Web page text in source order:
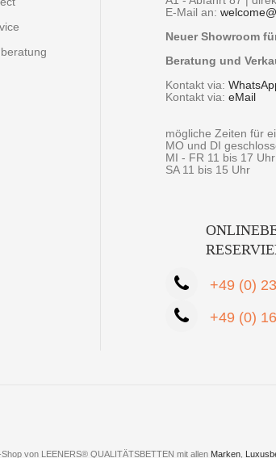
E-Mail an: welcome@
Neuer Showroom
Beratung und
Kontakt via:
Kontakt via: eMail
mögliche Zeiten für
MO und DI
MI - FR 11 bis 17 Uhr
SA 11 bis 15 Uhr
+49 (0)
+49 (0)
von LEENERS® QUALITÄTSBETTEN mit allen Marken